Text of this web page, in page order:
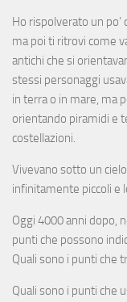
Ho rispolverato un po’
ma poi ti ritrovi come
antichi che si
stessi personaggi
in terra o in mare, ma
orientando piramidi e
costellazioni.
Vivevano sotto un
infinitamente piccoli e
Oggi 4000 anni dopo,
punti che possono
Quali sono i punti che
Quali sono i punti che